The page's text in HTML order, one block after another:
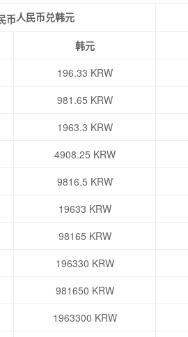
人民币兑韩元
韩元
196.33 KRW
981.65 KRW
1963.3 KRW
4908.25 KRW
9816.5 KRW
19633 KRW
98165 KRW
196330 KRW
981650 KRW
1963300 KRW